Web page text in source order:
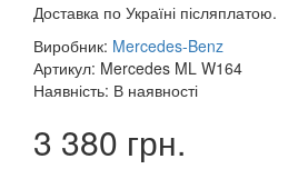
Доставка по Україні післяплатою.
Виробник: Mercedes-Benz
Артикул: Mercedes ML W164
Наявність: В наявності
3 380 грн.